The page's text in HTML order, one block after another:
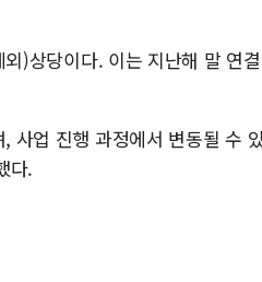
)상당이다. 이는 지난해 말 연
사업 진행 과정에서 변동될 수 있
다.